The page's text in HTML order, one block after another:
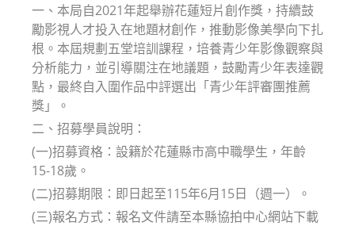
一、本局自2021年起舉辦花蓮短片創作獎，持續鼓
勵影視人才投入在地題材創作，推動影像美學向下扎
根。本屆規劃五堂培訓課程，培養青少年影像觀察與
分析能力，並引導關注在地議題，鼓勵青少年表達觀
點，最終自入圍作品中評選出「青少年評審團推薦
獎」。
二、招募學員說明：
(一)招募資格：設籍於花蓮縣市高中職學生，年齡
15-18歲。
(二)招募期限：即日起至115年6月15日（週一）。
(三)報名方式：報名文件請至本縣協拍中心網站下載